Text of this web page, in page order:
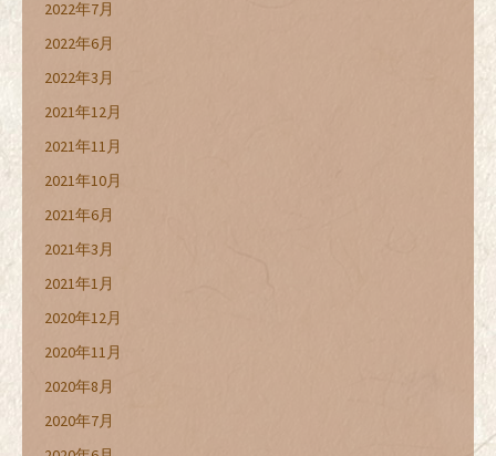
2022年7月
2022年6月
2022年3月
2021年12月
2021年11月
2021年10月
2021年6月
2021年3月
2021年1月
2020年12月
2020年11月
2020年8月
2020年7月